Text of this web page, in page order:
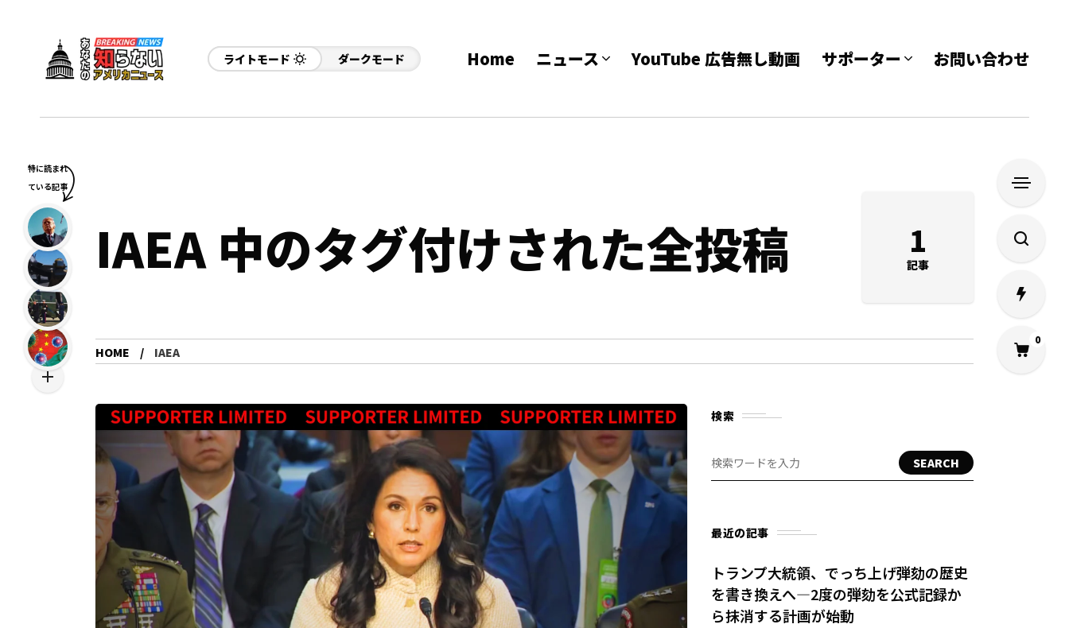
ライトモード ダークモード Home ニュース YouTube 広告無し動画 サポーター お問い合わせ
IAEA 中のタグ付けされた全投稿 1
記事
HOME IAEA
検索
SEARCH
最近の記事
トランプ大統領、でっち上げ弾劾の歴史
を書き換えへ—2度の弾劾を公式記録か
ら抹消する計画が始動
0
特に読まれ
ている記事